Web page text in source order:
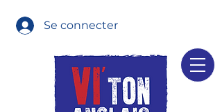
Se connecter